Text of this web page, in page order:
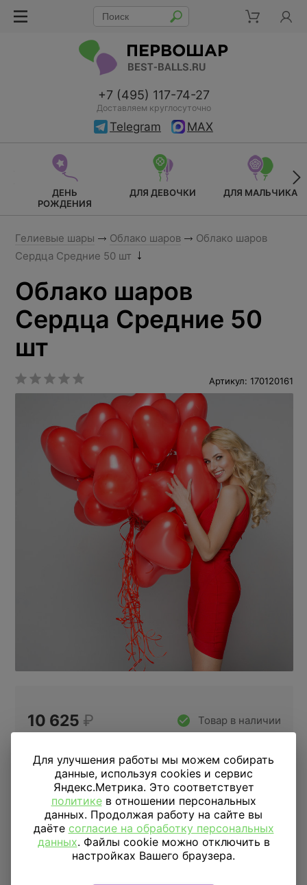
+7 (495) 117-74-27
Доставляем круглосуточно
Telegram MAX
ДЕНЬ
РОЖДЕНИЯ
ДЛЯ ДЕВОЧКИ ДЛЯ МАЛЬЧИКА
Гелиевые шары Облако шаров
Облако шаров
Сердца Средние 50 шт
Облако шаров
Сердца Средние 50
шт
Артикул: 170120161
Товар в наличии
10 625 ₽
10шт 15шт 25шт 50шт 100шт
Купить в 1 клик
Для улучшения работы мы можем собирать
данные, используя cookies и сервис
Яндекс.Метрика. Это соответствует
политикев отношении персональных
данных. Продолжая работу на сайте вы
даёте согласие на обработку персональных
данных. Файлы cookie можно отключить в
настройках Вашего браузера.